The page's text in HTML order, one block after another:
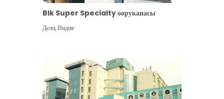
Blk Super Specialty ооруканасы
Дели,Индия